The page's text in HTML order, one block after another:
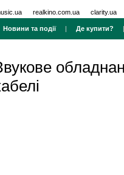
realkino.com.ua clarity.ua
Новини та події| Де купити?